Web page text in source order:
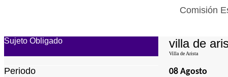
Comisión
Sujeto Obligado villa de
Villa de Arista
Periodo 08 Agosto